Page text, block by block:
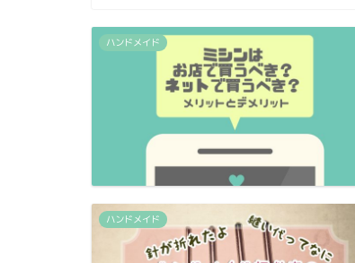
ハンドメイド
ハンドメイド